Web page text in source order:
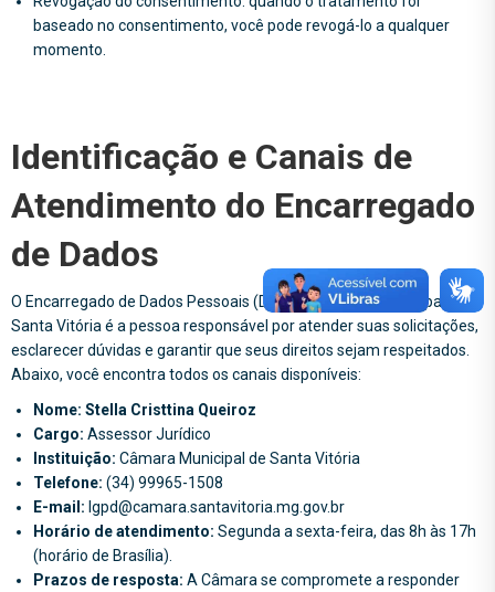
baseado no consentimento, você pode revogá-lo a qualquer
momento.
Identificação e Canais de
Atendimento do Encarregado
de Dados
O Encarregado de Dados Pessoais (DPO) da Câmara Municipal de
Santa Vitória é a pessoa responsável por atender suas solicitações,
esclarecer dúvidas e garantir que seus direitos sejam respeitados.
Abaixo, você encontra todos os canais disponíveis:
Nome: Stella Cristtina Queiroz
Cargo: Assessor Jurídico
Instituição: Câmara Municipal de Santa Vitória
Telefone: (34) 99965-1508
E-mail: lgpd@camara.santavitoria.mg.gov.br
Horário de atendimento: Segunda a sexta-feira, das 8h às 17h
(horário de Brasília).
Prazos de resposta: A Câmara se compromete a responder